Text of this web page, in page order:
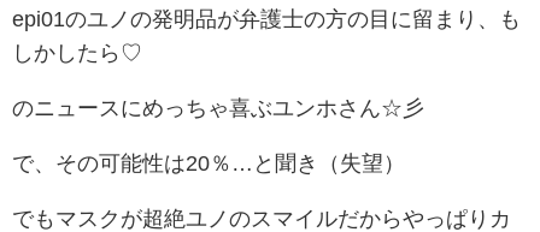
epi01のユノの発明品が弁護士の方の目に留まり、も
しかしたら♡
のニュースにめっちゃ喜ぶユンホさん☆彡
で、その可能性は20％…と聞き（失望）
でもマスクが超絶ユノのスマイルだからやっぱりカ